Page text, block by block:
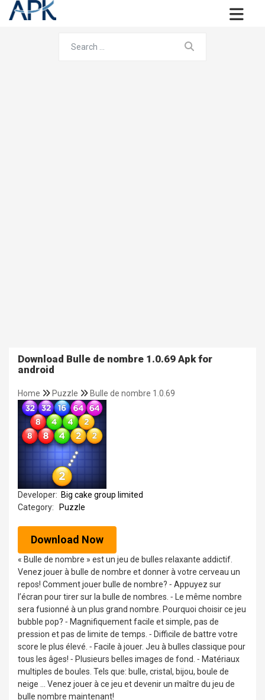
Download Bulle de nombre 1.0.69 Apk for
android
Home Puzzle Bulle de nombre 1.0.69
Developer: Big cake group limited
Category:
Puzzle
Download Now
« Bulle de nombre » est un jeu de bulles relaxante addictif.
Venez jouer à bulle de nombre et donner à votre cerveau un
repos! Comment jouer bulle de nombre? ⁃ Appuyez sur
l’écran pour tirer sur la bulle de nombres. ⁃ Le même nombre
sera fusionné à un plus grand nombre. Pourquoi choisir ce jeu
bubble pop? ⁃ Magnifiquement facile et simple, pas de
pression et pas de limite de temps. ⁃ Difficile de battre votre
score le plus élevé. ⁃ Facile à jouer. Jeu à bulles classique pour
tous les âges! ⁃ Plusieurs belles images de fond. ⁃ Matériaux
multiples de boules. Tels que: bulle, cristal, bijou, boule de
neige ... Venez jouer à ce jeu et devenir un maître du jeu de
bulle nombre maintenant!